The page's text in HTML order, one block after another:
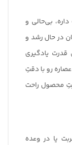
بی‌حالی و
در حال رشد و
قدرت یادگیری
رو با دقتِ
محصول راحت
یا در وعده